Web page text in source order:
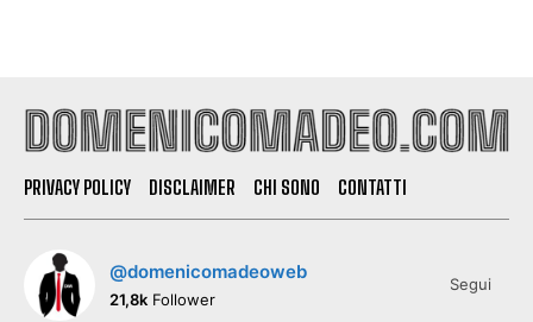
PRIVACY POLICY DISCLAIMER CHI SONO CONTATTI
@domenicomadeoweb
21,8k Follower
Segui